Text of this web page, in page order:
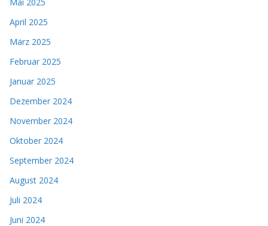
April 2025
März 2025
Februar 2025
Januar 2025
Dezember 2024
November 2024
Oktober 2024
September 2024
August 2024
Juli 2024
Juni 2024